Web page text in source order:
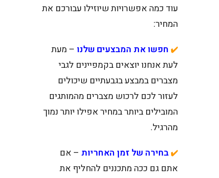
עוד כמה אפשרויות שיוזילו עבורכם את
המחיר:
✔️ חפשו את המבצעים שלנו – מעת
לעת אנחנו יוצאים בקמפיינים לגבי
מצברים במבצע בגבעתיים שיכולים
לעזור לכם לרכוש מצברים מהמותגים
המובילים ביותר במחיר אפילו יותר נמוך
מהרגיל.
✔️בחירה של זמן האחריות – אם
אתם גם ככה מתכננים להחליף את